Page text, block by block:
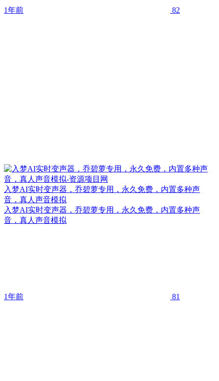
1年前 82
入梦AI实时变声器，乔碧萝专用，永久免费，内置多种声
音，真人声音模拟
入梦AI实时变声器，乔碧萝专用，永久免费，内置多种声
音，真人声音模拟
1年前 81